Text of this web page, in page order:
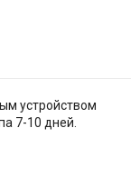
устройством
7-10 дней.